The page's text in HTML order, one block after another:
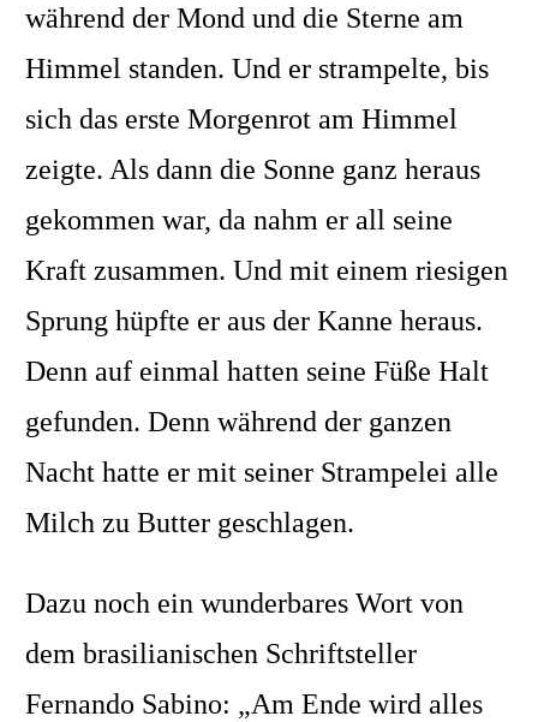
während der Mond und die Sterne am
Himmel standen. Und er strampelte, bis
sich das erste Morgenrot am Himmel
zeigte. Als dann die Sonne ganz heraus
gekommen war, da nahm er all seine
Kraft zusammen. Und mit einem riesigen
Sprung hüpfte er aus der Kanne heraus.
Denn auf einmal hatten seine Füße Halt
gefunden. Denn während der ganzen
Nacht hatte er mit seiner Strampelei alle
Milch zu Butter geschlagen.
Dazu noch ein wunderbares Wort von
dem brasilianischen Schriftsteller
Fernando Sabino: „Am Ende wird alles